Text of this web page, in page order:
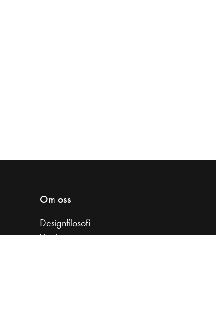
Om oss
Designfilosofi
Vår historia